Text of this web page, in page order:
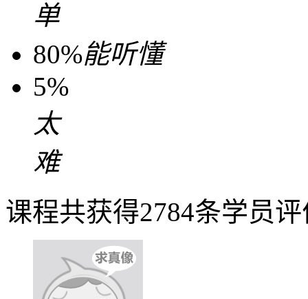
单
80%能听懂
5%
太
难
课程共获得2784条学员